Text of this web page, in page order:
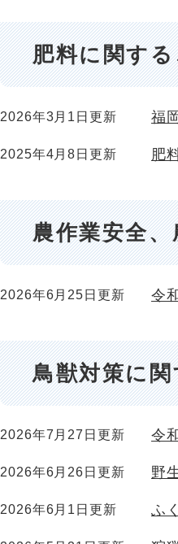
肥料に関す
2026年3月1日更新 福
2025年4月8日更新 肥
農作業安全
2026年6月25日更新 令
鳥獣対策に
2026年7月27日更新 令
2026年6月26日更新 野
2026年6月1日更新 ふ